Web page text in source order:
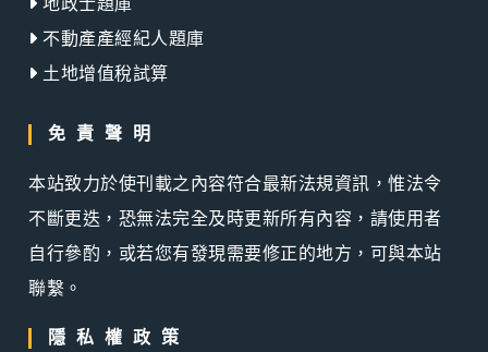
地政士題庫
不動產產經紀人題庫
土地增值稅試算
免責聲明
本站致力於使刊載之內容符合最新法規資訊，惟法令
不斷更迭，恐無法完全及時更新所有內容，請使用者
自行參酌，或若您有發現需要修正的地方，可與本站
聯繫。
隱私權政策